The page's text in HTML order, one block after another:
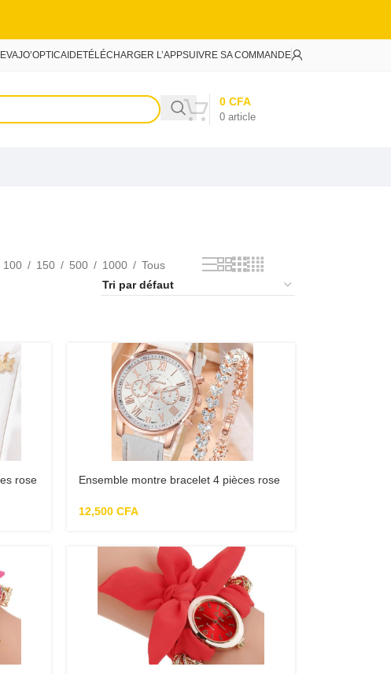
AIDETÉLÉCHARGER L’APPSUIVRE SA COMMANDE
0 article
0 CFA
100 150 500 1000 Tous
rose
Ensemble montre bracelet 4 pièces rose
12,500CFA